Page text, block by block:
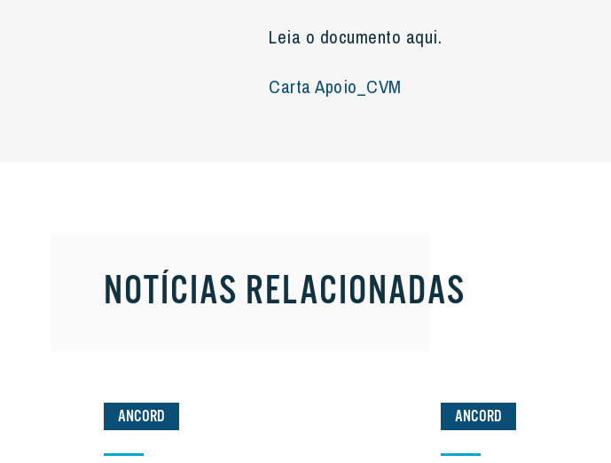
Leia o documento aqui.
Carta Apoio_CVM
NOTÍCIAS RELACIONADAS
ANCORD ANCORD